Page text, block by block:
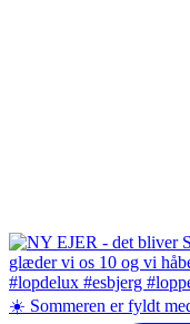
☀️ Sommeren er fyldt